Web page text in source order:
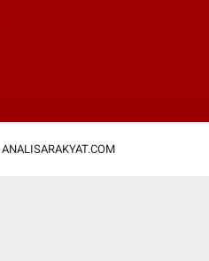
ANALISARAKYAT.COM